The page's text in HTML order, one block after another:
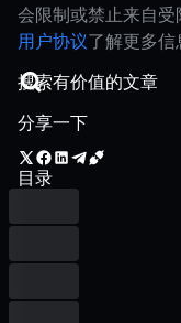
会限制或禁止来自
用户协议了解更多信
分享一下
目录